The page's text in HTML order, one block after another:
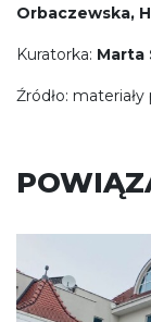
Orbaczewska,
Kuratorka: Marta
Źródło: